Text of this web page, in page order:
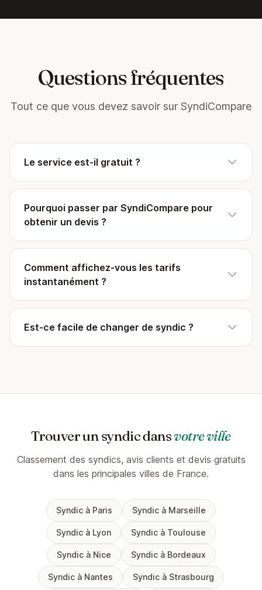
Questions fréquentes
Tout ce que vous devez savoir sur SyndiCompare
Le service est-il gratuit ?
Pourquoi passer par SyndiCompare pour
obtenir un devis ?
Comment affichez-vous les tarifs
instantanément ?
Est-ce facile de changer de syndic ?
Trouver un syndic dansvotre ville
Classement des syndics, avis clients et devis gratuits
dans les principales villes de France.
Syndic à Paris Syndic à Marseille
Syndic à Lyon Syndic à Toulouse
Syndic à Nice Syndic à Bordeaux
Syndic à Nantes Syndic à Strasbourg